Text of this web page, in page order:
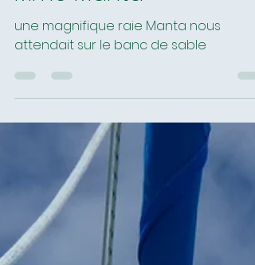
wbora987
17 avr. 2024
1 min de lecture
Jolie rencontre, merci
Mme Manta
une magnifique raie Manta nous
attendait sur le banc de sable